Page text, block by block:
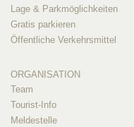
Lage & Parkmöglichkeiten
Gratis parkieren
Öffentliche Verkehrsmittel
ORGANISATION
Team
Tourist-Info
Meldestelle